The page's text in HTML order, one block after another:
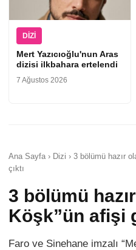
DIZI
Mert Yazıcıoğlu'nun Aras
dizisi ilkbahara ertelendi
7 Ağustos 2026
Ana Sayfa › Dizi › 3 bölümü hazır
çıktı
3 bölümü
Köşk”ün afişi
Faro ve Sinehane imzalı